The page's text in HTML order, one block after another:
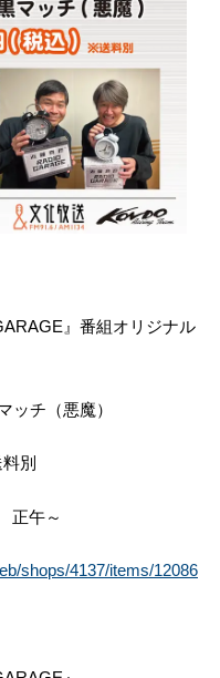
』番組オリジナル
チ（悪魔）
別
正午～
shops/4137/items/12086